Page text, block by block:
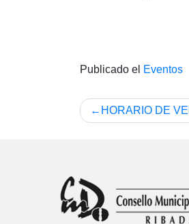
Publicado el Eventos
HORARIO DE